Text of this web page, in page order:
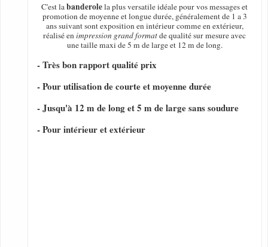
C'est labanderolela plus versatile idéale pour vos messages et
promotion de moyenne et longue durée, généralement de 1 a 3
ans suivant sont exposition en intérieur comme en extérieur,
réalisé enimpression grand formatde qualité sur mesure avec
une taille maxi de 5 m de large et 12 m de long.
- Très bon rapport qualité prix
- Pour utilisation de courte et moyenne durée
- Jusqu'à 12 m de long et 5 m de large sans soudure
- Pour intérieur et extérieur